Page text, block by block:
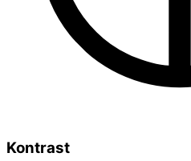
Kontrast